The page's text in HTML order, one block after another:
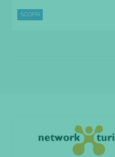
SCOPRI